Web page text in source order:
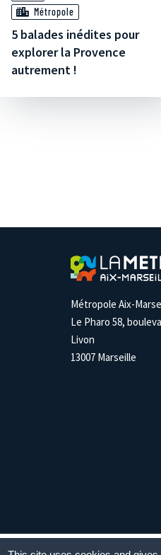
Métropole
5 balades inédites pour
explorer la Provence
autrement !
Métropole Aix-
Le Pharo 58,
Livon
13007 Marseille